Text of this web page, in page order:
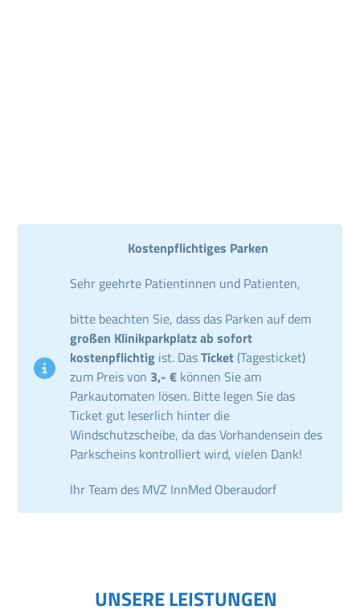
Kostenpflichtiges Parken
Sehr geehrte Patientinnen und Patienten,
bitte beachten Sie, dass das Parken auf dem
großen Klinikparkplatz ab sofort
kostenpflichtig ist. DasTicket (Tagesticket)
zum Preis von 3,- € können Sie am
Parkautomaten lösen. Bitte legen Sie das
Ticket gut leserlich hinter die
Windschutzscheibe, da das Vorhandensein des
Parkscheins kontrolliert wird, vielen Dank!
Ihr Team des MVZ InnMed Oberaudorf
UNSERE LEISTUNGEN